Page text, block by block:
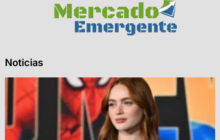
Noticias